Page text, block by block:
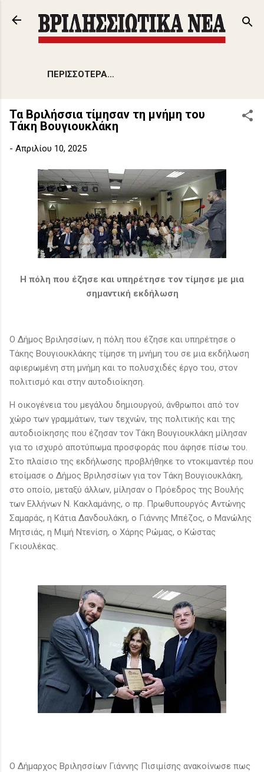
Μετάβαση στο κύριο περιεχόμενο
ΠΕΡΙΣΣΌΤΕΡΑ…
Τα Βριλήσσια τίμησαν τη μνήμη του
Τάκη Βουγιουκλάκη
- Απριλίου 10, 2025
Η πόλη που έζησε και υπηρέτησε τον τίμησε με μια
σημαντική εκδήλωση
O Δήμος Βριλησσίων, η πόλη που έζησε και υπηρέτησε o
Tάκης Βουγιουκλάκης τίμησε τη μνήμη του σε μια εκδήλωση
αφιερωμένη στη μνήμη και το πολυσχιδές έργο του, στον
πολιτισμό και στην αυτοδιοίκηση.
Η οικογένεια του μεγάλου δημιουργού, άνθρωποι από τον
χώρο των γραμμάτων, των τεχνών, της πολιτικής και της
αυτοδιοίκησης που έζησαν τον Τάκη Βουγιουκλάκη μίλησαν
για το ισχυρό αποτύπωμα προσφοράς που άφησε πίσω του.
Στο πλαίσιο της εκδήλωσης προβλήθηκε το ντοκιμαντέρ που
ετοίμασε ο Δήμος Βριλησσίων για τον Τάκη Βουγιουκλάκη,
στο οποίο, μεταξύ άλλων, μίλησαν ο Πρόεδρος της Βουλής
των Ελλήνων Ν. Κακλαμάνης, ο πρ. Πρωθυπουργός Αντώνης
Σαμαράς, η Κάτια Δανδουλάκη, ο Γιάννης Μπέζος, ο Μανώλης
Μητσιάς, η Μιμή Ντενίση, ο Χάρης Ρώμας, ο Κώστας
Γκιουλέκας.
Ο Δήμαρχος Βριλησσίων Γιάννης Πισιμίσης ανακοίνωσε πως